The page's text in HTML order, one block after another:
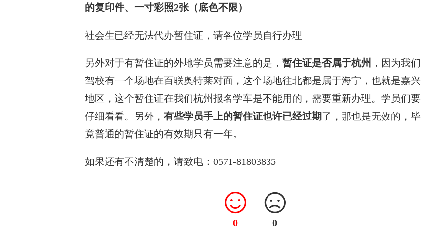
的复印件、一寸彩照2张（底色不限）
社会生已经无法代办暂住证，请各位学员自行办理
另外对于有暂住证的外地学员需要注意的是， 暂住证是否属于杭州 ，因为我们
驾校有一个场地在百联奥特莱对面，这个场地往北都是属于海宁，也就是嘉兴
地区，这个暂住证在我们杭州报名学车是不能用的，需要重新办理。学员们要
仔细看看。另外， 有些学员手上的暂住证也许已经过期了，那也是无效的，毕
竟普通的暂住证的有效期只有一年。
如果还有不清楚的，请致电：0571-81803835
0 0